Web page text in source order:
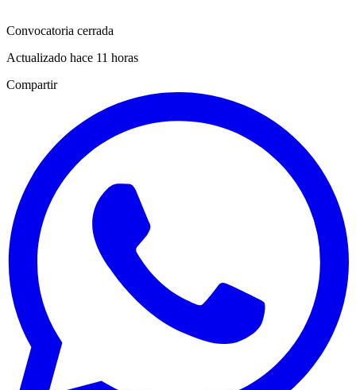
Convocatoria cerrada
Actualizado hace 11 horas
Compartir